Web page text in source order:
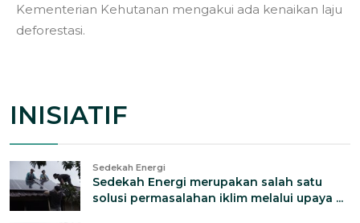
Kementerian Kehutanan mengakui ada kenaikan laju
deforestasi.
INISIATIF
Sedekah Energi
Sedekah Energi merupakan salah satu
solusi permasalahan iklim melalui upaya ...